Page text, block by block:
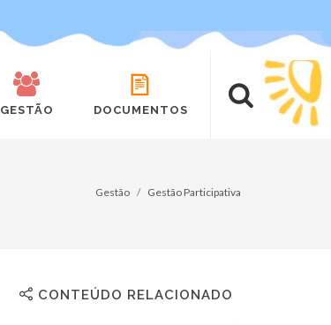
GESTÃO DOCUMENTOS
Gestão Gestão Participativa
CONTEÚDO RELACIONADO